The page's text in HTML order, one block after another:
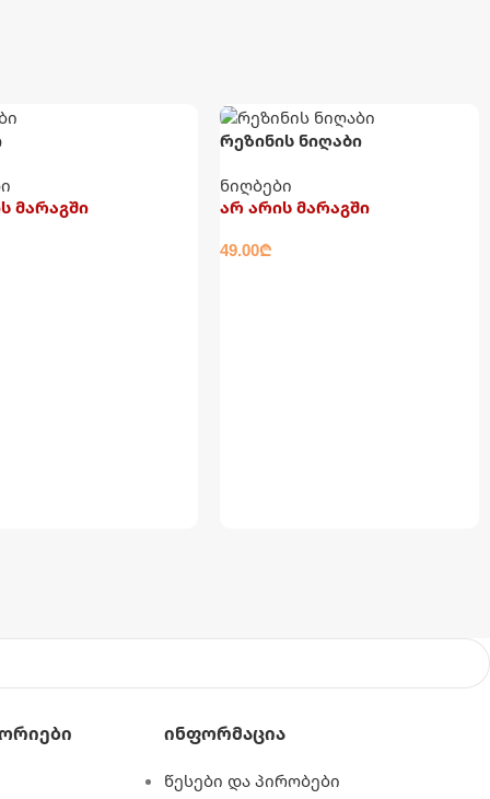
მარაგში
რეზინის ნიღაბი
ნიღბები
არ არის მარაგში
49.00₾
Ინფორმაცია
წესები და პირობები